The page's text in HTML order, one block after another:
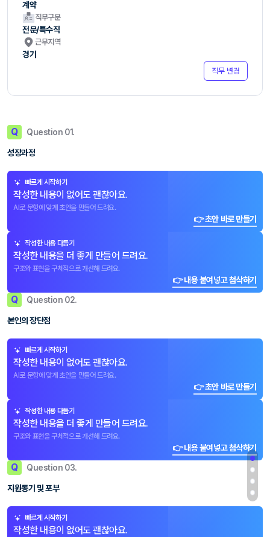
계약
직무구분
전문/특수직
근무지역
경기
직무 변경
Q Question 01.
성장과정
빠르게 시작하기
작성한 내용이 없어도 괜찮아요.
AI로 문항에 맞게 초안을 만들어 드려요.
👉 초안 바로 만들기
작성한 내용 다듬기
작성한 내용을 더 좋게 만들어 드려요.
구조와 표현을 구체적으로 개선해 드려요.
👉 내용 붙여넣고 첨삭하기
Q Question 02.
본인의 장단점
빠르게 시작하기
작성한 내용이 없어도 괜찮아요.
AI로 문항에 맞게 초안을 만들어 드려요.
👉 초안 바로 만들기
작성한 내용 다듬기
작성한 내용을 더 좋게 만들어 드려요.
구조와 표현을 구체적으로 개선해 드려요.
👉 내용 붙여넣고 첨삭하기
Q Question 03.
지원동기 및 포부
빠르게 시작하기
작성한 내용이 없어도 괜찮아요.